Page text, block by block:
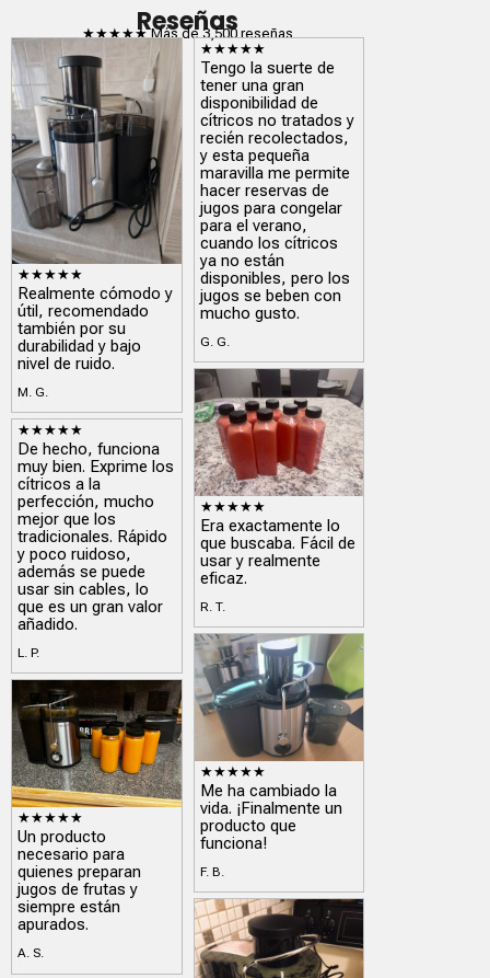
Reseñas
★★★★★ Más de 3,500 reseñas
★★★★★
Realmente cómodo y
útil, recomendado
también por su
durabilidad y bajo
nivel de ruido.
M. G.
★★★★★
De hecho, funciona
muy bien. Exprime los
cítricos a la
perfección, mucho
mejor que los
tradicionales. Rápido
y poco ruidoso,
además se puede
usar sin cables, lo
que es un gran valor
añadido.
L. P.
★★★★★
Un producto
necesario para
quienes preparan
jugos de frutas y
siempre están
apurados.
A. S.
★★★★★
Tengo la suerte de
tener una gran
disponibilidad de
cítricos no tratados y
recién recolectados,
y esta pequeña
maravilla me permite
hacer reservas de
jugos para congelar
para el verano,
cuando los cítricos
ya no están
disponibles, pero los
jugos se beben con
mucho gusto.
G. G.
★★★★★
Era exactamente lo
que buscaba. Fácil de
usar y realmente
eficaz.
R. T.
★★★★★
Me ha cambiado la
vida. ¡Finalmente un
producto que
funciona!
F. B.